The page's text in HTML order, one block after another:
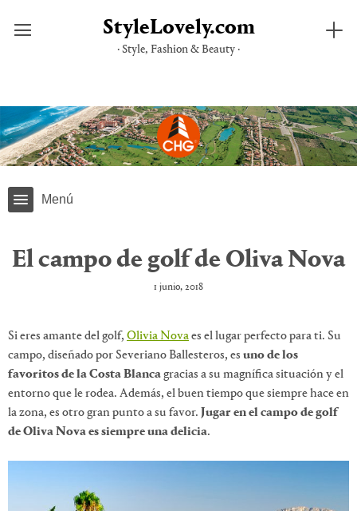
contenido
StyleLovely.com
· Style, Fashion & Beauty ·
Menú
El campo de golf de Oliva Nova
1 junio, 2018
Si eres amante del golf, Olivia Novaes el lugar perfecto para ti. Su
campo, diseñado por Severiano Ballesteros, es uno de los
favoritos de la Costa Blancagracias a su magnífica situación y el
entorno que le rodea. Además, el buen tiempo que siempre hace en
la zona, es otro gran punto a su favor. Jugar en el campo de golf
de Oliva Nova es siempre una delicia.